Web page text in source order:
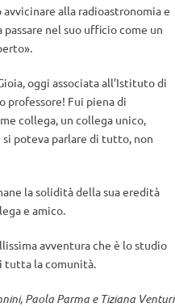
alla radioastronomia e
nel suo ufficio come un
oggi associata all’Istituto di
professore! Fui piena di
collega, un collega unico,
poteva parlare di tutto, non
la solidità della sua eredità
e amico.
avventura che è lo studio
tutta la comunità.
Paola Parma e Tiziana Venturi